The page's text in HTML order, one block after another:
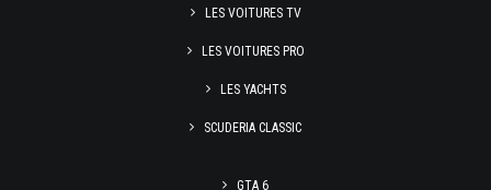
LES VOITURES TV
LES VOITURES PRO
LES YACHTS
SCUDERIA CLASSIC
GTA 6